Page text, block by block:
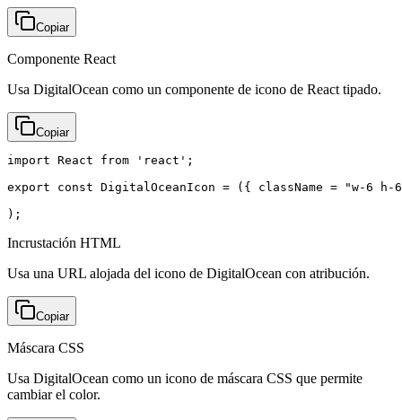
Copiar
Componente React
Usa DigitalOcean como un componente de icono de React tipado.
Copiar
import React from 'react';
export const DigitalOceanIcon = ({ className = "w-6
);
Incrustación HTML
Usa una URL alojada del icono de DigitalOcean con atribución.
Copiar
Máscara CSS
Usa DigitalOcean como un icono de máscara CSS que permite
cambiar el color.